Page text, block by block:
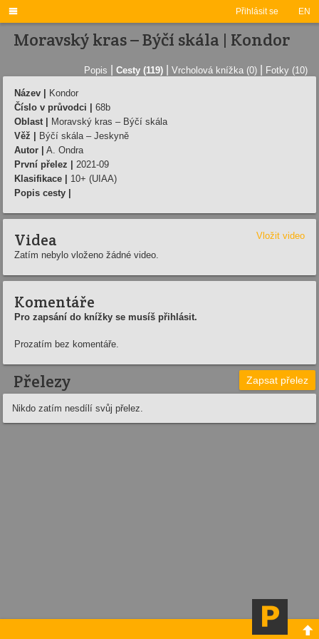
Přihlásit se EN

Moravský kras – Býčí skála | Kondor
Popis Cesty (119) Vrcholová knížka (0) Fotky (10)
Název |
Kondor
Číslo v průvodci |
68b
Oblast |
Moravský kras – Býčí skála
Věž |
Býčí skála – Jeskyně
Autor |
A. Ondra
První přelez |
2021-09
Klasifikace |
10+ (UIAA)
Popis cesty |
Videa
Vložit video
Zatím nebylo vloženo žádné video.
Komentáře
Pro zapsání do knížky se musíš přihlásit.
Prozatím bez komentáře.
Přelezy Zapsat přelez
Nikdo zatím nesdílí svůj přelez.
